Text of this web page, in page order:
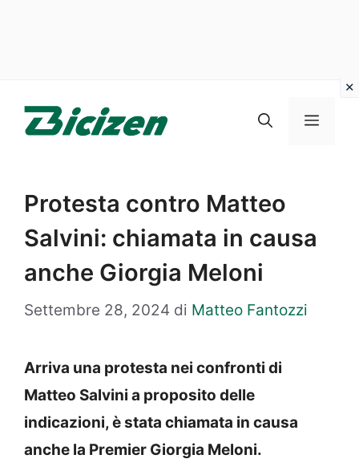
Menu
Protesta contro Matteo
Salvini: chiamata in causa
anche Giorgia Meloni
Settembre 28, 2024 di Matteo Fantozzi
Arriva una protesta nei confronti di
Matteo Salvini a proposito delle
indicazioni, è stata chiamata in causa
anche la Premier Giorgia Meloni.